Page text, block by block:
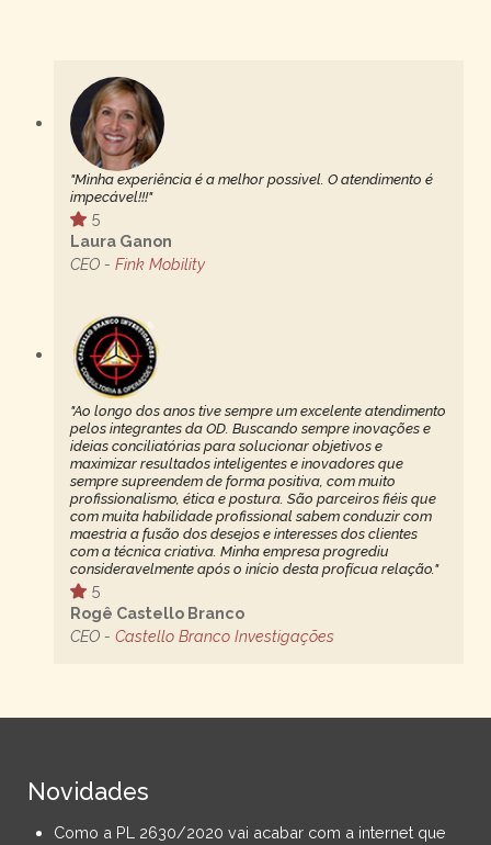
"Minha experiência é a melhor possivel. O atendimento é
impecável!!!"
5
Laura Ganon
CEO - Fink Mobility
"Ao longo dos anos tive sempre um excelente atendimento
pelos integrantes da OD. Buscando sempre inovações e
ideias conciliatórias para solucionar objetivos e
maximizar resultados inteligentes e inovadores que
sempre supreendem de forma positiva, com muito
profissionalismo, ética e postura. São parceiros fiéis que
com muita habilidade profissional sabem conduzir com
maestria a fusão dos desejos e interesses dos clientes
com a técnica criativa. Minha empresa progrediu
consideravelmente após o início desta profícua relação."
5
Rogê Castello Branco
CEO - Castello Branco Investigações
Novidades
Como a PL 2630/2020 vai acabar com a internet que